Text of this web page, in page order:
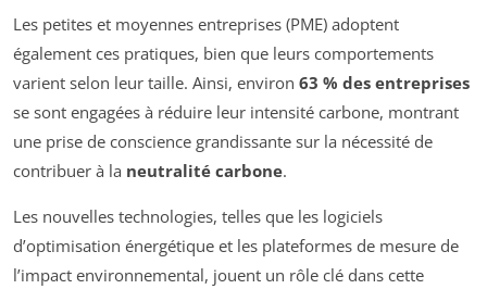
Les petites et moyennes entreprises (PME) adoptent
également ces pratiques, bien que leurs comportements
varient selon leur taille. Ainsi, environ 63 % des entreprises
se sont engagées à réduire leur intensité carbone, montrant
une prise de conscience grandissante sur la nécessité de
contribuer à la neutralité carbone.
Les nouvelles technologies, telles que les logiciels
d’optimisation énergétique et les plateformes de mesure de
l’impact environnemental, jouent un rôle clé dans cette